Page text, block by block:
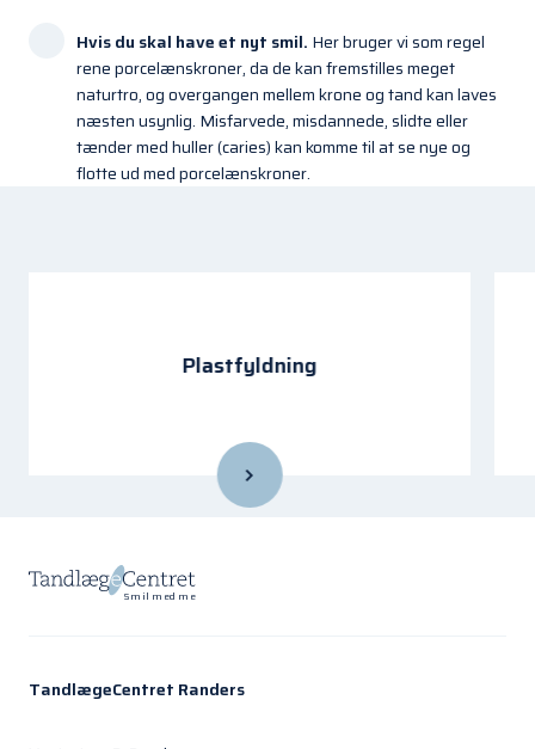
Hvis du skal have et nyt smil. Her bruger vi som regel
rene porcelænskroner, da de kan fremstilles meget
naturtro, og overgangen mellem krone og tand kan laves
næsten usynlig. Misfarvede, misdannede, slidte eller
tænder med huller (caries) kan komme til at se nye og
flotte ud med porcelænskroner.
Plastfyldning
Smil med mere
TandlægeCentret Randers